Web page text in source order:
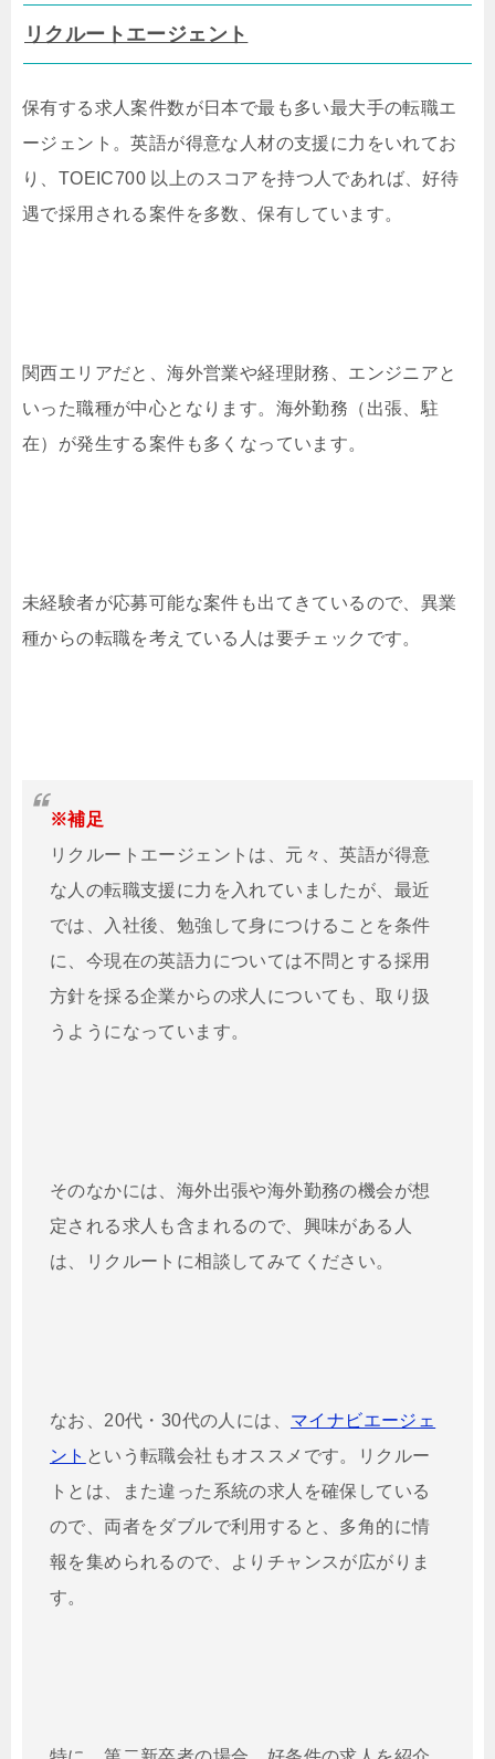
リクルートエージェント
保有する求人案件数が日本で最も多い最大手の転職エ
ージェント。英語が得意な人材の支援に力をいれてお
り、TOEIC700 以上のスコアを持つ人であれば、好待
遇で採用される案件を多数、保有しています。
関西エリアだと、海外営業や経理財務、エンジニアと
いった職種が中心となります。海外勤務（出張、駐
在）が発生する案件も多くなっています。
未経験者が応募可能な案件も出てきているので、異業
種からの転職を考えている人は要チェックです。
※補足
リクルートエージェントは、元々、英語が得意
な人の転職支援に力を入れていましたが、最近
では、入社後、勉強して身につけることを条件
に、今現在の英語力については不問とする採用
方針を採る企業からの求人についても、取り扱
うようになっています。
そのなかには、海外出張や海外勤務の機会が想
定される求人も含まれるので、興味がある人
は、リクルートに相談してみてください。
なお、20代・30代の人には、 マイナビエージェ
ント という転職会社もオススメです。リクルー
トとは、また違った系統の求人を確保している
ので、両者をダブルで利用すると、多角的に情
報を集められるので、よりチャンスが広がりま
す。